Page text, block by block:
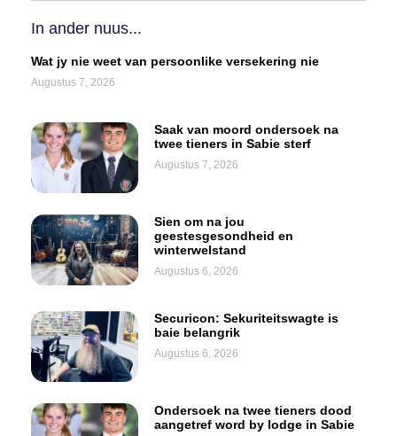
In ander nuus...
Wat jy nie weet van persoonlike versekering nie
Augustus 7, 2026
Saak van moord ondersoek na
twee tieners in Sabie sterf
Augustus 7, 2026
Sien om na jou
geestesgesondheid en
winterwelstand
Augustus 6, 2026
Securicon: Sekuriteitswagte is
baie belangrik
Augustus 6, 2026
Ondersoek na twee tieners dood
aangetref word by lodge in Sabie